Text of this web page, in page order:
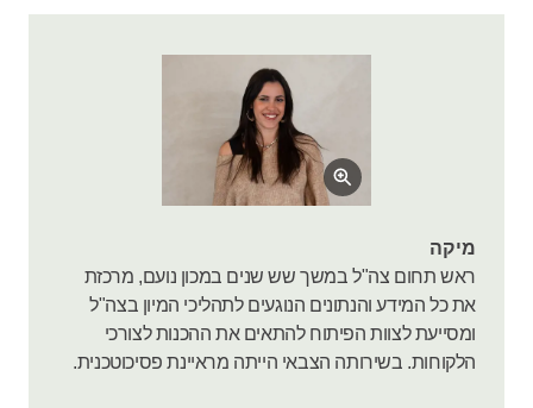
מיקה
ראש תחום צה"ל במשך שש שנים במכון נועם, מרכזת
את כל המידע והנתונים הנוגעים לתהליכי המיון בצה"ל
ומסייעת לצוות הפיתוח להתאים את ההכנות לצורכי
הלקוחות. בשירותה הצבאי הייתה מראיינת פסיכוטכנית.